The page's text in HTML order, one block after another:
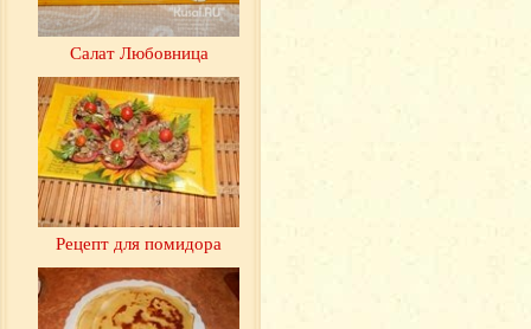
Салат Любовница
Рецепт для помидора